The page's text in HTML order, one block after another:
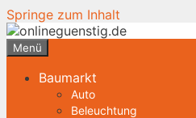
Springe zum Inhalt
Menü
Baumarkt
Auto
Beleuchtung